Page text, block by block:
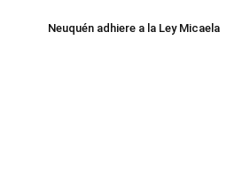
Neuquén adhiere a la Ley Micaela